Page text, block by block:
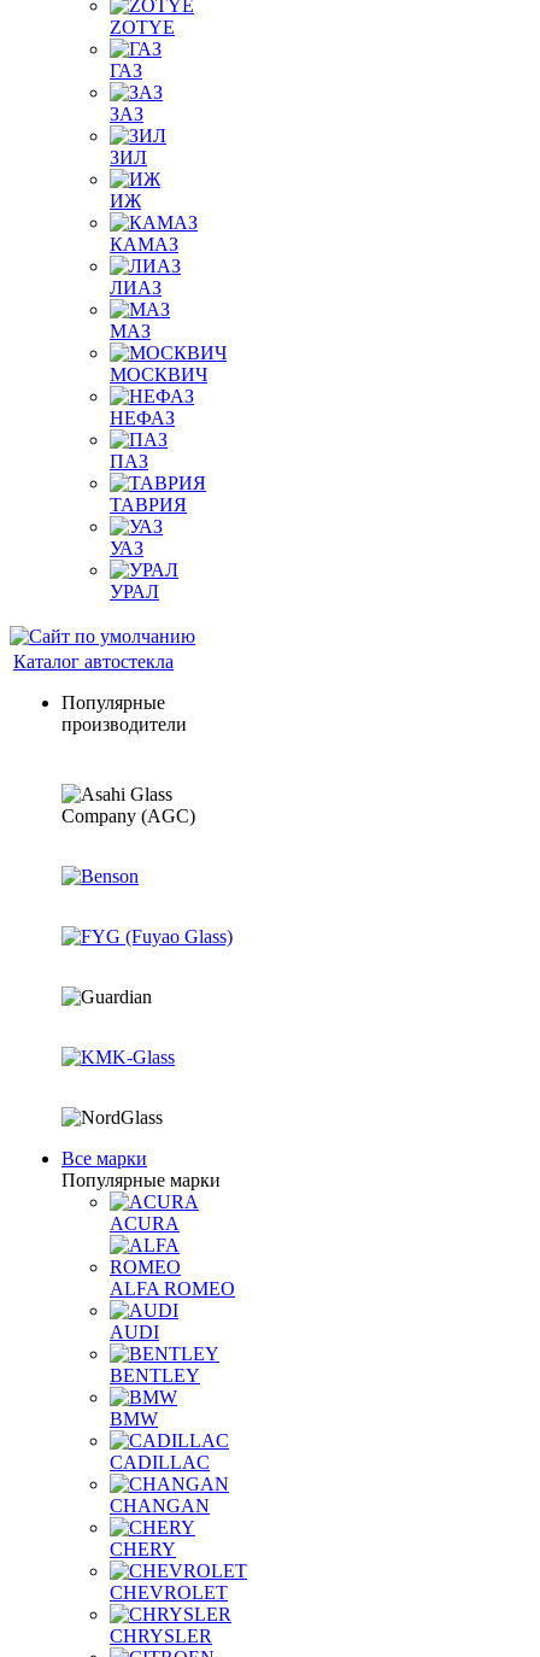
ZOTYE
ГАЗ
ЗАЗ
ЗИЛ
ИЖ
КАМАЗ
ЛИАЗ
МАЗ
МОСКВИЧ
НЕФАЗ
ПАЗ
ТАВРИЯ
УАЗ
УРАЛ
Каталог автостекла
Популярные
производители
Все марки
Популярные марки
ACURA
ALFA ROMEO
AUDI
BENTLEY
BMW
CADILLAC
CHANGAN
CHERY
CHEVROLET
CHRYSLER